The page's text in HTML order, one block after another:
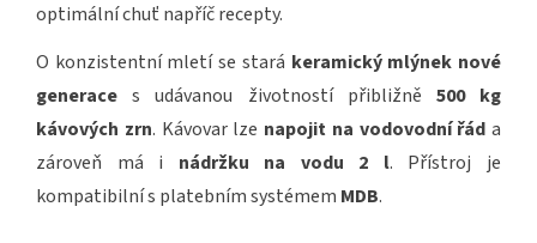
optimální chuť napříč recepty.
O konzistentní mletí se stará keramický mlýnek nové
generace s udávanou životností přibližně 500 kg
kávových zrn. Kávovar lze napojit na vodovodní řád a
zároveň má i nádržku na vodu 2 l. Přístroj je
kompatibilní s platebním systémem MDB.